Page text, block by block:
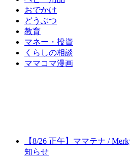
おでかけ
どうぶつ
教育
マネー・投資
くらしの相談
ママコマ漫画
【8/26 正午】ママテナ /
知らせ